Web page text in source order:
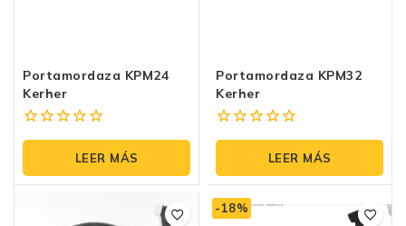
Portamordaza KPM24
Kerher
0
de
5
LEER MÁS
Portamordaza KPM32
Kerher
0
de
5
LEER MÁS
-18%